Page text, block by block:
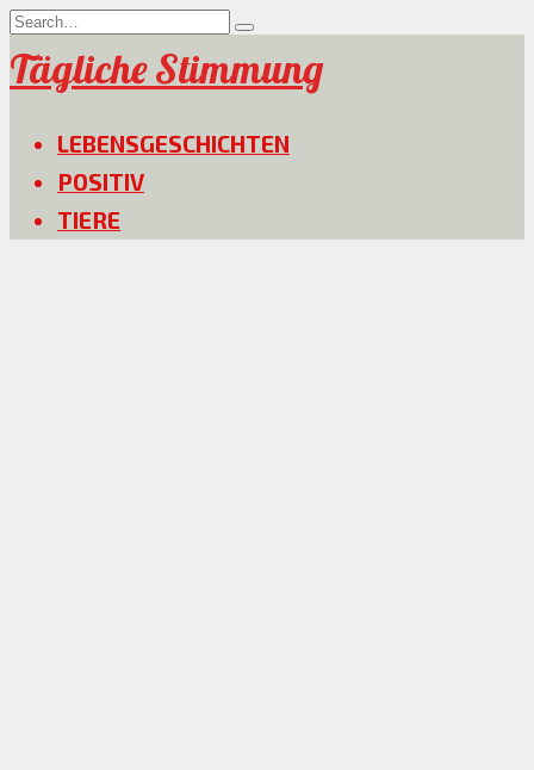
Skip
to
content
Search
for:
Tägliche Stimmung
LEBENSGESCHICHTEN
POSITIV
TIERE